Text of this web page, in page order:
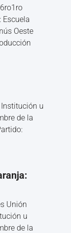
Escuela
Oeste
u
de la
Unión
u
de la